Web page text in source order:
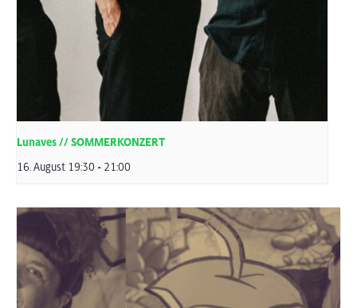
Lunaves // SOMMERKONZERT
16. August 19:30 - 21:00